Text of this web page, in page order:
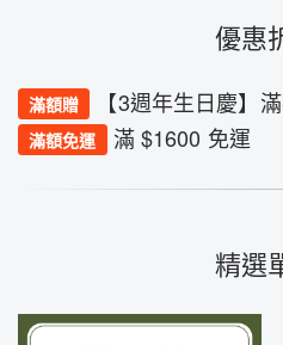
優惠
滿額贈 【3週年生日慶】
滿額免運 滿 $1600 免運
精選